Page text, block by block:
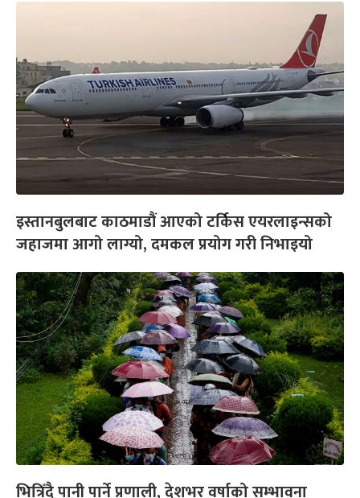
इस्तानबुलबाट काठमाडौं आएको टर्किस एयरलाइन्सको
जहाजमा आगो लाग्यो, दमकल प्रयोग गरी निभाइयो
भित्रिँदै पानी पार्ने प्रणाली, देशभर वर्षाको सम्भावना